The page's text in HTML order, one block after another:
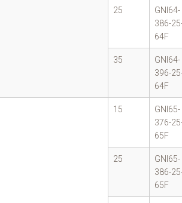
25
GNI64-
386-
64F
35
GNI64-
396-
64F
15
GNI65-
376-
65F
25
GNI65-
386-
65F